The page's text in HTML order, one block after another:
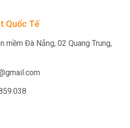
Quốc Tế
mềm Đà Nẵng, 02 Quang Trung,